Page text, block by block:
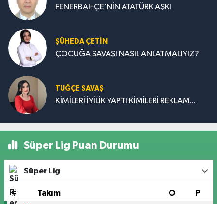
FENERBAHÇE’NİN ATATÜRK AŞKI
ŞÜHEDA ÇETİN
ÇOCUĞA SAVAŞI NASIL ANLATMALIYIZ?
TUĞÇE SAVAŞ
KİMİLERİ İYİLİK YAPTI KİMİLERİ REKLAM...
Süper Lig Puan Durumu
Süper Lig
# Takım O P